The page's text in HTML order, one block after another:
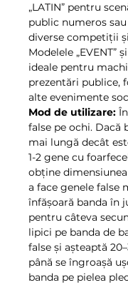
„LATIN” pentru
public numeros
diverse competiții
Modelele „EVENT”
ideale pentru
prezentări publice,
alte evenimente
Mod de utilizare:
false pe ochi. Dacă
mai lungă decât
1-2 gene cu
obține
a face genele false
înfășoară banda în
pentru câteva
lipici pe banda de
false și așteaptă
până se îngroașă
banda pe pielea